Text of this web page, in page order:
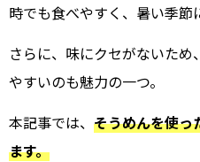
時でも食べやすく、暑い季節
さらに、味にクセがないた
やすいのも魅力の一つ。
本記事では、 そうめんを使っ
ます。